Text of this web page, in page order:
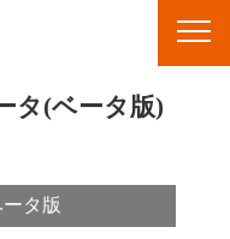
ト｜栃木県佐野市の不動産 関東ハウジング(株)
タ(ベータ版)
タ版